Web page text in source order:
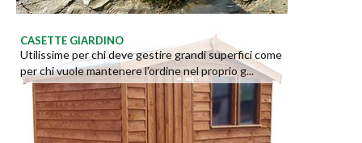
CASETTE GIARDINO
Utilissime per chi deve gestire grandi superfici come
per chi vuole mantenere l'ordine nel proprio g...